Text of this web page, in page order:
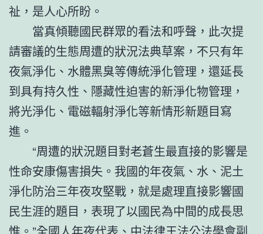
祉，是人心所盼。
當真傾聽國民群眾的看法和呼聲，此次提
請審議的生態周遭的狀況法典草案，不只有年
夜氣淨化、水體黑臭等傳統淨化管理，還延長
到具有持久性、隱藏性迫害的新淨化物管理，
將光淨化、電磁輻射淨化等新情形新題目寫
進。
“周遭的狀況題目對老蒼生最直接的影響是
性命安康傷害損失。我國的年夜氣、水、泥土
淨化防治三年夜攻堅戰，就是處理直接影響國
民生涯的題目，表現了以國民為中間的成長思
惟。”全國人年夜代表、中法律王法公法學會副